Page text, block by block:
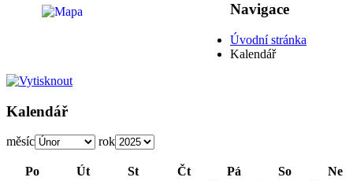
Navigace
Úvodní stránka
Kalendář
Kalendář
měsíc rok
Po Út St Čt Pá So Ne